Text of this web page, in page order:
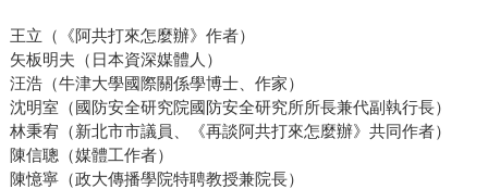
王立（《阿共打來怎麼辦》作者）
矢板明夫（日本資深媒體人）
汪浩（牛津大學國際關係學博士、作家）
沈明室（國防安全研究院國防安全研究所所長兼代副執行長）
林秉宥（新北市市議員、《再談阿共打來怎麼辦》共同作者）
陳信聰（媒體工作者）
陳憶寧（政大傳播學院特聘教授兼院長）